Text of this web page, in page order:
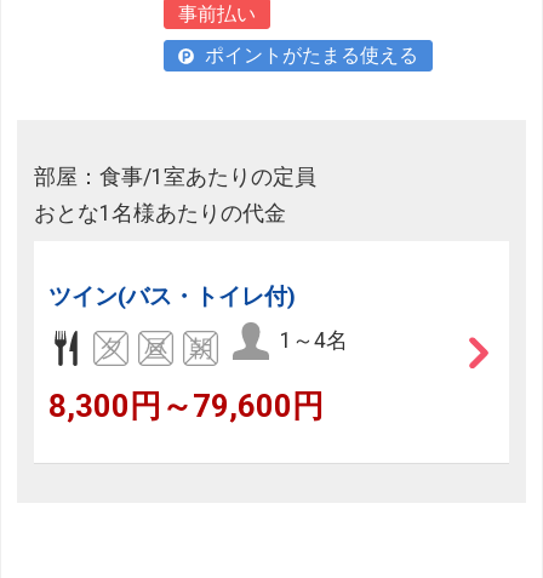
事前払い
ポイントがたまる使える
部屋：食事/1室あたりの定員
おとな1名様あたりの代金
ツイン(バス・トイレ付)
1～4名
8,300円～79,600円